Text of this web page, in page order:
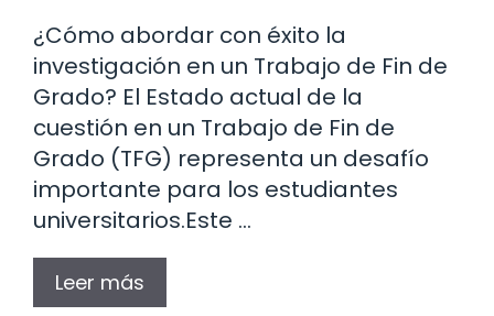
¿Cómo abordar con éxito la
investigación en un Trabajo de Fin de
Grado? El Estado actual de la
cuestión en un Trabajo de Fin de
Grado (TFG) representa un desafío
importante para los estudiantes
universitarios.Este …
Leer más